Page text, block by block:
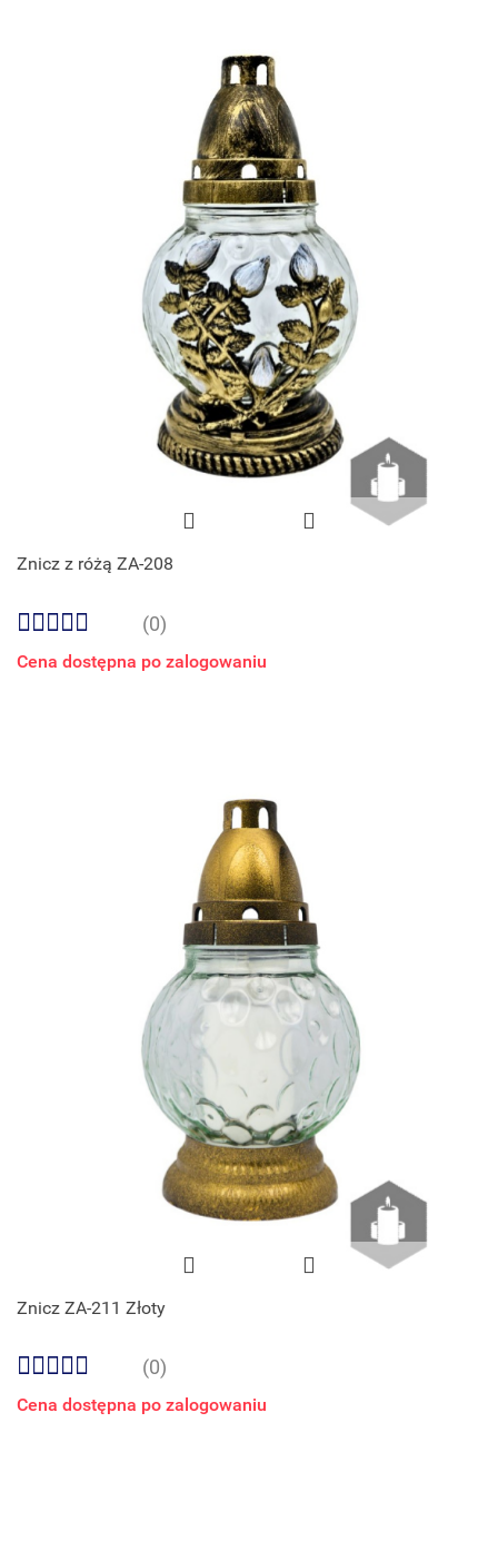
Znicz z różą ZA-208
(0)
Cena dostępna po zalogowaniu
Znicz ZA-211 Złoty
(0)
Cena dostępna po zalogowaniu